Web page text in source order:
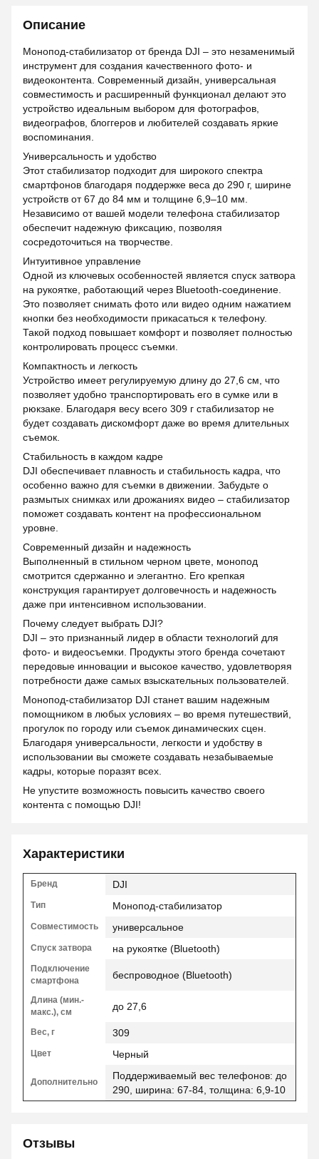
Описание
Монопод-стабилизатор от бренда DJI – это незаменимый
инструмент для создания качественного фото- и
видеоконтента. Современный дизайн, универсальная
совместимость и расширенный функционал делают это
устройство идеальным выбором для фотографов,
видеографов, блоггеров и любителей создавать яркие
воспоминания.
Универсальность и удобство
Этот стабилизатор подходит для широкого спектра
смартфонов благодаря поддержке веса до 290 г, ширине
устройств от 67 до 84 мм и толщине 6,9–10 мм.
Независимо от вашей модели телефона стабилизатор
обеспечит надежную фиксацию, позволяя
сосредоточиться на творчестве.
Интуитивное управление
Одной из ключевых особенностей является спуск затвора
на рукоятке, работающий через Bluetooth-соединение.
Это позволяет снимать фото или видео одним нажатием
кнопки без необходимости прикасаться к телефону.
Такой подход повышает комфорт и позволяет полностью
контролировать процесс съемки.
Компактность и легкость
Устройство имеет регулируемую длину до 27,6 см, что
позволяет удобно транспортировать его в сумке или в
рюкзаке. Благодаря весу всего 309 г стабилизатор не
будет создавать дискомфорт даже во время длительных
съемок.
Стабильность в каждом кадре
DJI обеспечивает плавность и стабильность кадра, что
особенно важно для съемки в движении. Забудьте о
размытых снимках или дрожаниях видео – стабилизатор
поможет создавать контент на профессиональном
уровне.
Современный дизайн и надежность
Выполненный в стильном черном цвете, монопод
смотрится сдержанно и элегантно. Его крепкая
конструкция гарантирует долговечность и надежность
даже при интенсивном использовании.
Почему следует выбрать DJI?
DJI – это признанный лидер в области технологий для
фото- и видеосъемки. Продукты этого бренда сочетают
передовые инновации и высокое качество, удовлетворяя
потребности даже самых взыскательных пользователей.
Монопод-стабилизатор DJI станет вашим надежным
помощником в любых условиях – во время путешествий,
прогулок по городу или съемок динамических сцен.
Благодаря универсальности, легкости и удобству в
использовании вы сможете создавать незабываемые
кадры, которые поразят всех.
Не упустите возможность повысить качество своего
контента с помощью DJI!
Характеристики
Бренд DJI
Тип Монопод-стабилизатор
Совместимость универсальное
Спуск затвора на рукоятке (Bluetooth)
Подключение
смартфона
беспроводное (Bluetooth)
Длина (мин.-
макс.), см
до 27,6
Вес, г 309
Цвет Черный
Дополнительно
Поддерживаемый вес телефонов: до
290, ширина: 67-84, толщина: 6,9-10
Отзывы